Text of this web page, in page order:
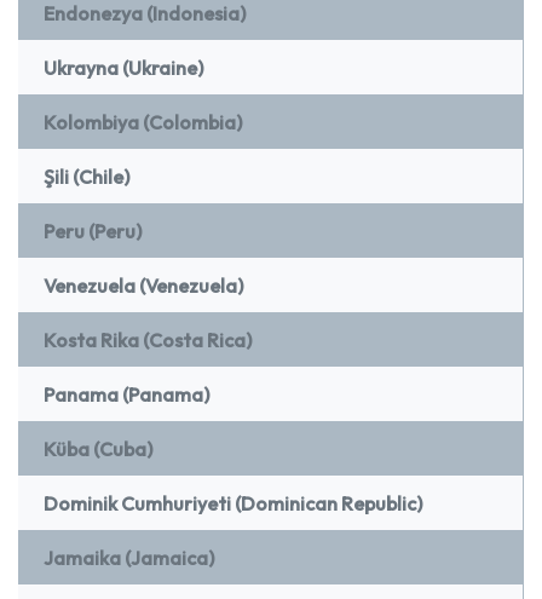
Endonezya (Indonesia)
Ukrayna (Ukraine)
Kolombiya (Colombia)
Şili (Chile)
Peru (Peru)
Venezuela (Venezuela)
Kosta Rika (Costa Rica)
Panama (Panama)
Küba (Cuba)
Dominik Cumhuriyeti (Dominican Republic)
Jamaika (Jamaica)